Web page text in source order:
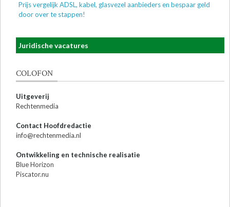
Prijs vergelijk ADSL, kabel, glasvezel aanbieders en bespaar geld
door over te stappen!
Juridische vacatures
COLOFON
Uitgeverij
Rechtenmedia
Contact Hoofdredactie
info@rechtenmedia.nl
Ontwikkeling en technische realisatie
Blue Horizon
Piscator.nu